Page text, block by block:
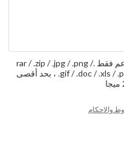
يدعم فقط .rar / .zip / .jpg / .png /
.gif / .doc / .xls / .pdf ، بحد أقصى
والاحكام